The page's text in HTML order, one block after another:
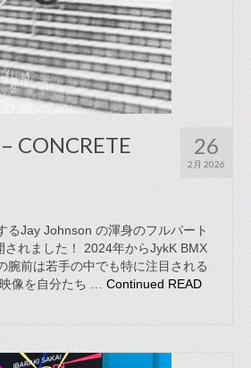
26
2月 2026
CONCRETE
るJay Johnson の渾身のフルパート
されました！ 2024年からJykK BMX
腕前は若手の中でも特に注目される
像を自分たち … Continued READ